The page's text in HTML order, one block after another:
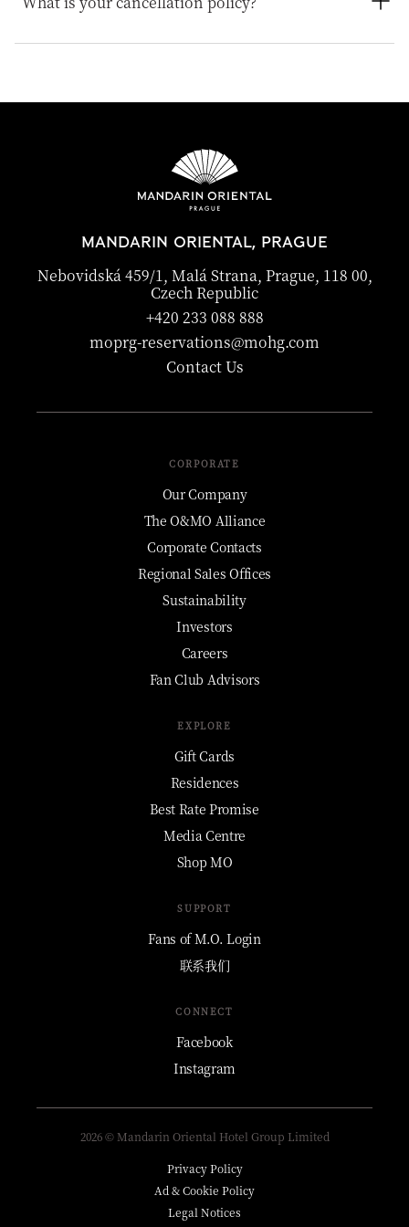
booking or by talking with the team at the front desk.
conditions of their reservation when booking. Some rates
please contact the hotel directly.
MANDARIN ORIENTAL, PRAGUE
Nebovidská 459/1, Malá Strana, Prague, 118 00,
Czech Republic
+420 233 088 888
moprg-reservations@mohg.com
Contact Us
CORPORATE
Our Company
The O&MO Alliance
Corporate Contacts
Regional Sales Offices
Sustainability
Investors
Careers
Fan Club Advisors
EXPLORE
Gift Cards
Residences
Best Rate Promise
Media Centre
Shop MO
SUPPORT
Fans of M.O. Login
联系我们
CONNECT
Facebook
Instagram
2026 © Mandarin Oriental Hotel Group Limited
Privacy Policy
Ad & Cookie Policy
Legal Notices